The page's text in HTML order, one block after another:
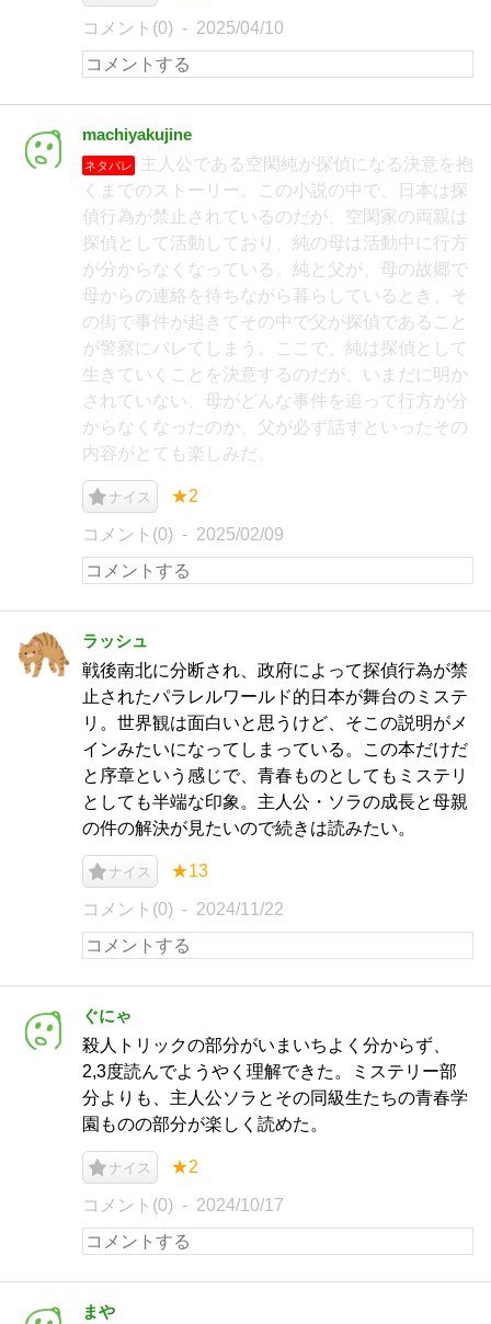
コメント(0) 2025/04/10
machiyakujine
ネタバレ
主人公である空閑純が探偵になる決意を抱
くまでのストーリー。この小説の中で、日本は探
偵行為が禁止されているのだが、空閑家の両親は
探偵として活動しており、純の母は活動中に行方
が分からなくなっている。純と父が、母の故郷で
母からの連絡を待ちながら暮らしているとき、そ
の街で事件が起きてその中で父が探偵であること
が警察にバレてしまう。ここで、純は探偵として
生きていくことを決意するのだが、いまだに明か
されていない、母がどんな事件を追って行方が分
からなくなったのか、父が必ず話すといったその
内容がとても楽しみだ。
ナイス ★2
コメント(0) 2025/02/09
ラッシュ
戦後南北に分断され、政府によって探偵行為が禁
止されたパラレルワールド的日本が舞台のミステ
リ。世界観は面白いと思うけど、そこの説明がメ
インみたいになってしまっている。この本だけだ
と序章という感じで、青春ものとしてもミステリ
としても半端な印象。主人公・ソラの成長と母親
の件の解決が見たいので続きは読みたい。
ナイス ★13
コメント(0) 2024/11/22
ぐにゃ
殺人トリックの部分がいまいちよく分からず、
2,3度読んでようやく理解できた。ミステリー部
分よりも、主人公ソラとその同級生たちの青春学
園ものの部分が楽しく読めた。
ナイス ★2
コメント(0) 2024/10/17
まや